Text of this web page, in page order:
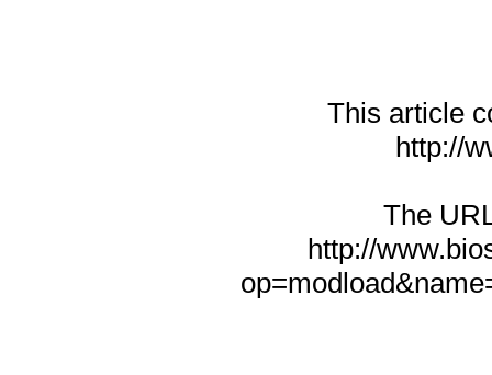
This article
http://
The
http://